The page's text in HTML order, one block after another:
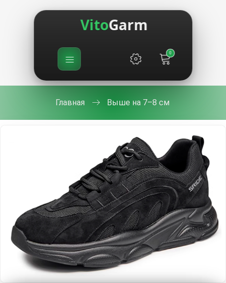
VitoGarm
0
Главная Выше на 7–8 см